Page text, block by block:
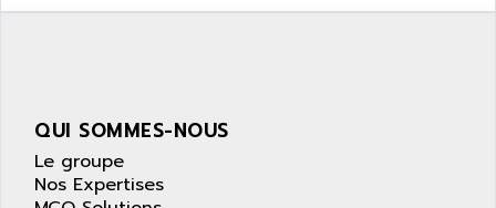
QUI SOMMES-NOUS
Le groupe
Nos Expertises